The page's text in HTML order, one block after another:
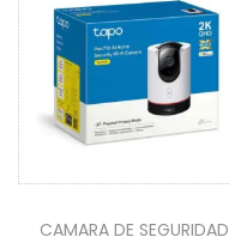
CAMARA DE SEGURIDAD